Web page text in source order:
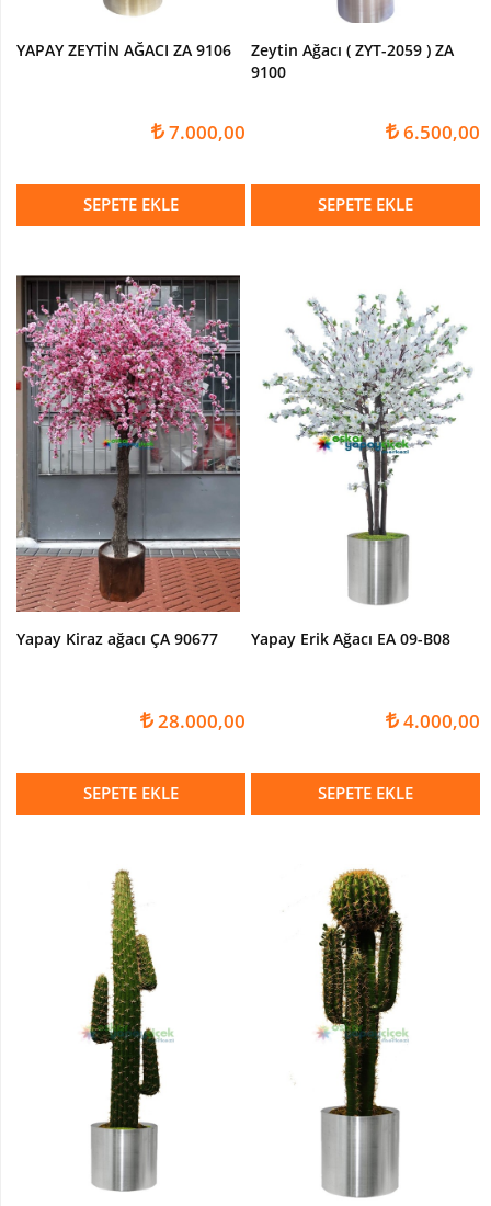
YAPAY ZEYTİN AĞACI ZA 9106
7.000,00
SEPETE EKLE
Zeytin Ağacı ( ZYT-2059 ) ZA
9100
6.500,00
SEPETE EKLE
Yapay Kiraz ağacı ÇA 90677
28.000,00
SEPETE EKLE
Yapay Erik Ağacı EA 09-B08
4.000,00
SEPETE EKLE